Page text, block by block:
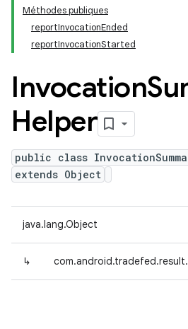
Méthodes publiques
reportInvocationEnded
reportInvocationStarted
Invocation
Helper
public class
extends Object
java.lang.Object
↳